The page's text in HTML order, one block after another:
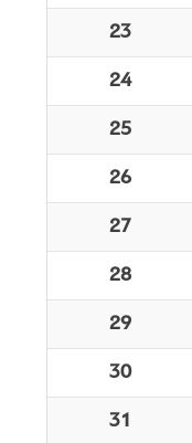
23
24
25
26
27
28
29
30
31